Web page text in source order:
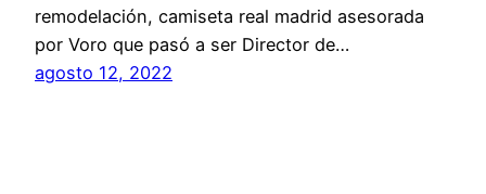
remodelación, camiseta real madrid asesorada
por Voro que pasó a ser Director de…
agosto 12, 2022